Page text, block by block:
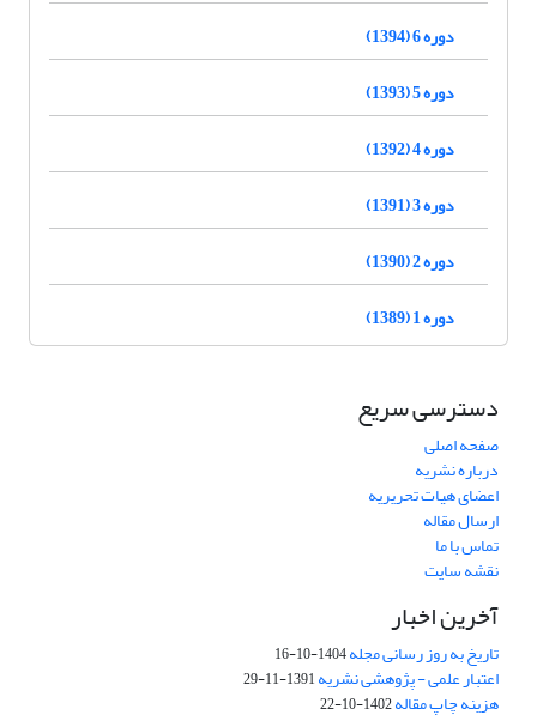
دوره 6 (1394)
دوره 5 (1393)
دوره 4 (1392)
دوره 3 (1391)
دوره 2 (1390)
دوره 1 (1389)
دسترسی سریع
صفحه اصلی
درباره نشریه
اعضای هیات تحریریه
ارسال مقاله
تماس با ما
نقشه سایت
آخرین اخبار
تاریخ به روز رسانی مجله1404-10-16
اعتبار علمی - پژوهشی نشریه1391-11-29
هزینه چاپ مقاله1402-10-22